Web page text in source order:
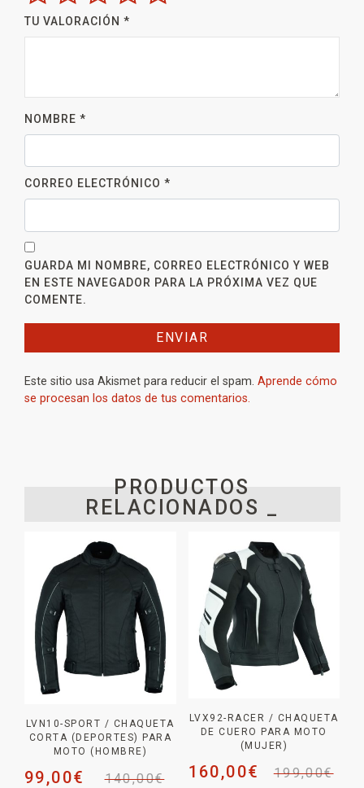
TU VALORACIÓN *
NOMBRE *
CORREO ELECTRÓNICO *
GUARDA MI NOMBRE, CORREO ELECTRÓNICO Y WEB
EN ESTE NAVEGADOR PARA LA PRÓXIMA VEZ QUE
COMENTE.
Este sitio usa Akismet para reducir el spam. Aprende cómo
se procesan los datos de tus comentarios.
PRODUCTOS
RELACIONADOS _
LVN10-SPORT / CHAQUETA
CORTA (DEPORTES) PARA
MOTO (HOMBRE)
140,00€
99,00€
LVX92-RACER / CHAQUETA
DE CUERO PARA MOTO
(MUJER)
199,00€
160,00€